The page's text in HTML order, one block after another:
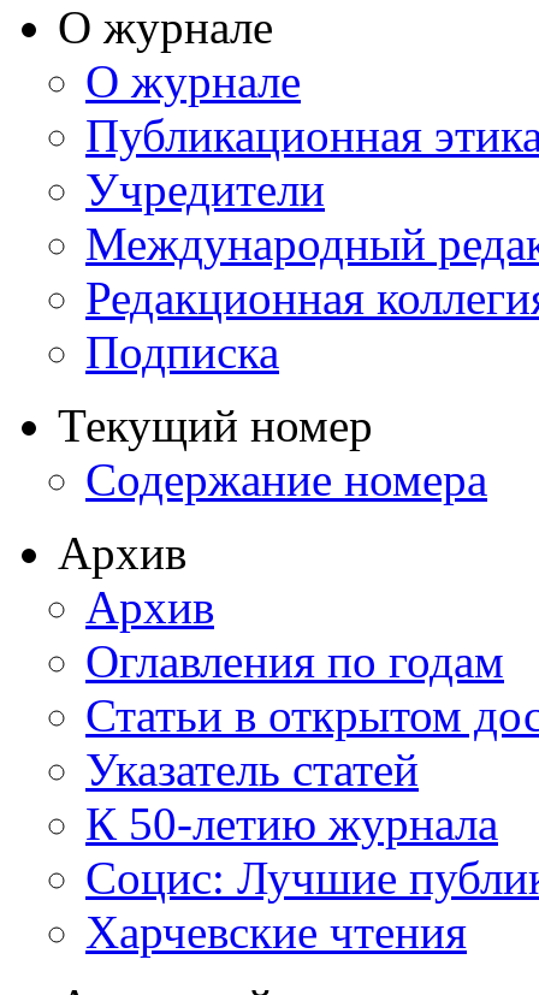
О журнале
О журнале
Публикационная
Учредители
Международный
Редакционная
Подписка
Текущий номер
Содержание номера
Архив
Архив
Оглавления по годам
Статьи в открытом
Указатель статей
К 50-летию журнала
Социс: Лучшие
Харчевские чтения